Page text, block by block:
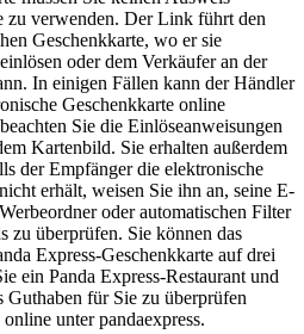
verwenden. Der Link führt den
Geschenkkarte, wo er sie
oder dem Verkäufer an der
In einigen Fällen kann der Händler
Geschenkkarte online
Sie die Einlöseanweisungen
Kartenbild. Sie erhalten außerdem
der Empfänger die elektronische
erhält, weisen Sie ihn an, seine E-
oder automatischen Filter
überprüfen. Sie können das
Express-Geschenkkarte auf drei
ein Panda Express-Restaurant und
Guthaben für Sie zu überprüfen
unter pandaexpress.